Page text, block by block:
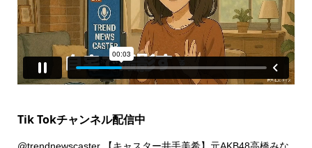
Tik Tokチャンネル配信中
@trendnewscaster【キャスター井手美希】元AKB48高橋みな